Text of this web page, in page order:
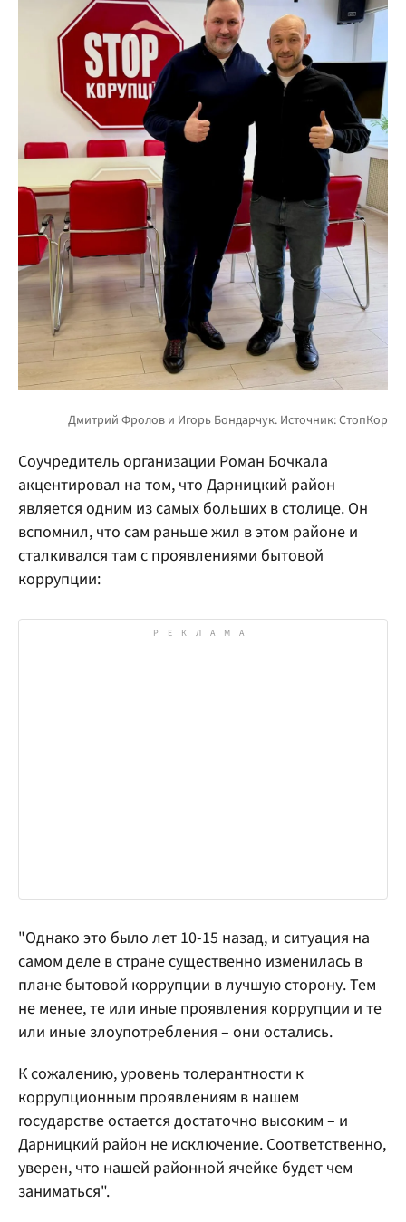
Соучредитель организации Роман Бочкала
акцентировал на том, что Дарницкий район
является одним из самых больших в столице. Он
вспомнил, что сам раньше жил в этом районе и
сталкивался там с проявлениями бытовой
коррупции:
"Однако это было лет 10-15 назад, и ситуация на
самом деле в стране существенно изменилась в
плане бытовой коррупции в лучшую сторону. Тем
не менее, те или иные проявления коррупции и те
или иные злоупотребления – они остались.
К сожалению, уровень толерантности к
коррупционным проявлениям в нашем
государстве остается достаточно высоким – и
Дарницкий район не исключение. Соответственно,
уверен, что нашей районной ячейке будет чем
заниматься".